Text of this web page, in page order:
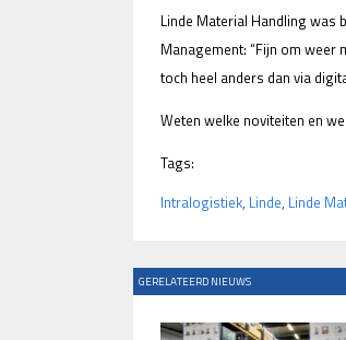
Linde Material Handling was
Management: “Fijn om weer
toch heel anders dan via
Weten welke noviteiten en
Tags:
Intralogistiek, Linde, Linde
GERELATEERD NIEUWS